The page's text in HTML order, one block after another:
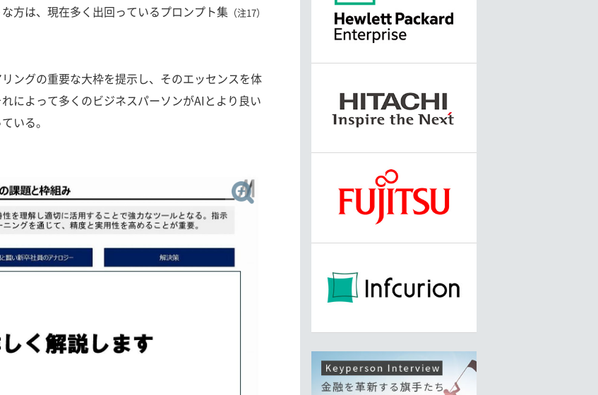
方は、現在多く出回っているプロンプト集 （注17）
ングの重要な大枠を提示し、そのエッセンスを体
によって多くのビジネスパーソンがAIとより良い
いる。